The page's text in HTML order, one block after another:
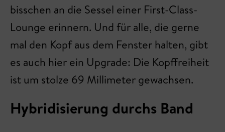
bisschen an die Sessel einer First-Class-
Lounge erinnern. Und für alle, die gerne
mal den Kopf aus dem Fenster halten, gibt
es auch hier ein Upgrade: Die Kopffreiheit
ist um stolze 69 Millimeter gewachsen.
Hybridisierung durchs Band